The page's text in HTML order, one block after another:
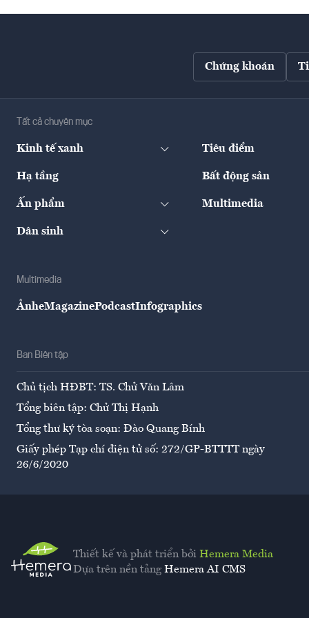
Chứng khoán
Tất cả chuyên mục
Kinh tế xanh Tiêu điểm
Hạ tầng Bất động sản
Ấn phẩm Multimedia
Dân sinh
Multimedia
ẢnheMagazinePodcastInfographics
Ban Biên tập
Chủ tịch HĐBT: TS. Chử Văn Lâm
Tổng biên tập: Chử Thị Hạnh
Tổng thư ký tòa soạn: Đào Quang Bính
Giấy phép Tạp chí điện tử số: 272/GP-BTTTT ngày
26/6/2020
Thiết kế và phát triển bởi Hemera Media
Dựa trên nền tảng Hemera AI CMS